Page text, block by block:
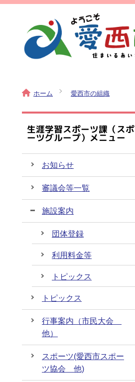
ホーム 愛西市の組織
生涯学習スポーツ課（スポ
ーツグループ）メニュー
お知らせ
審議会等一覧
施設案内
団体登録
利用料金等
トピックス
トピックス
行事案内（市民大会
他）
スポーツ(愛西市スポー
ツ協会 他)